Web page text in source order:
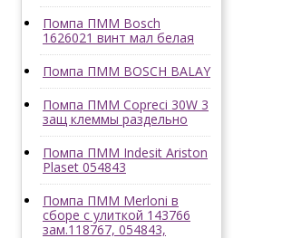
Помпа ПММ Bosch
1626021 винт мал белая
Помпа ПММ BOSCH BALAY
Помпа ПММ Copreci 30W 3
защ клеммы раздельно
Помпа ПММ Indesit Ariston
Plaset 054843
Помпа ПММ Merloni в
сборе с улиткой 143766
зам.118767, 054843,